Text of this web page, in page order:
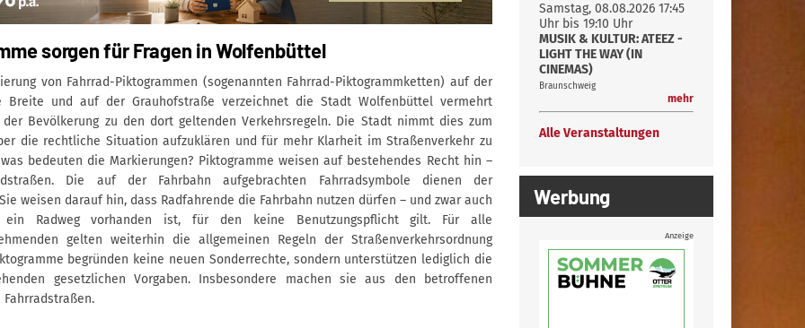
sorgen für Fragen in Wolfenbüttel
von Fahrrad-Piktogrammen (sogenannten Fahrrad-Piktogrammketten) auf der
Breite und auf der Grauhofstraße verzeichnet die Stadt Wolfenbüttel vermehrt
der Bevölkerung zu den dort geltenden Verkehrsregeln. Die Stadt nimmt dies zum
die rechtliche Situation aufzuklären und für mehr Klarheit im Straßenverkehr zu
bedeuten die Markierungen? Piktogramme weisen auf bestehendes Recht hin –
Die auf der Fahrbahn aufgebrachten Fahrradsymbole dienen der
weisen darauf hin, dass Radfahrende die Fahrbahn nutzen dürfen – und zwar auch
ein Radweg vorhanden ist, für den keine Benutzungspflicht gilt. Für alle
gelten weiterhin die allgemeinen Regeln der Straßenverkehrsordnung
begründen keine neuen Sonderrechte, sondern unterstützen lediglich die
gesetzlichen Vorgaben. Insbesondere machen sie aus den betroffenen
Samstag, 08.08.2026 17:45
Uhr bis 19:10 Uhr
MUSIK & KULTUR: ATEEZ -
LIGHT THE WAY (IN
CINEMAS)
Braunschweig
mehr
Alle Veranstaltungen
Werbung
Anzeige